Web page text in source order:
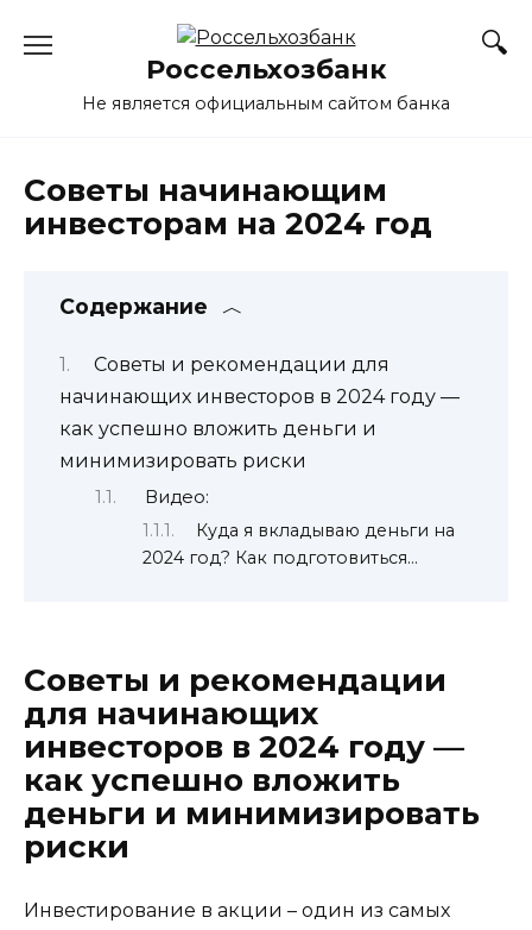
Россельхозбанк
Не является официальным сайтом банка
Советы начинающим
инвесторам на 2024 год
Содержание
Советы и рекомендации для
начинающих инвесторов в 2024 году —
как успешно вложить деньги и
минимизировать риски
Видео:
Куда я вкладываю деньги на
2024 год? Как подготовиться…
Советы и рекомендации
для начинающих
инвесторов в 2024 году —
как успешно вложить
деньги и минимизировать
риски
Инвестирование в акции – один из самых